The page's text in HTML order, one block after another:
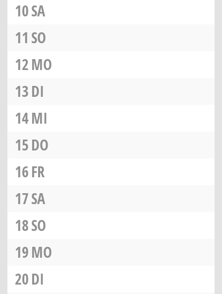
10SA
11 SO
12MO
13DI
14MI
15DO
16FR
17SA
18SO
19MO
20DI